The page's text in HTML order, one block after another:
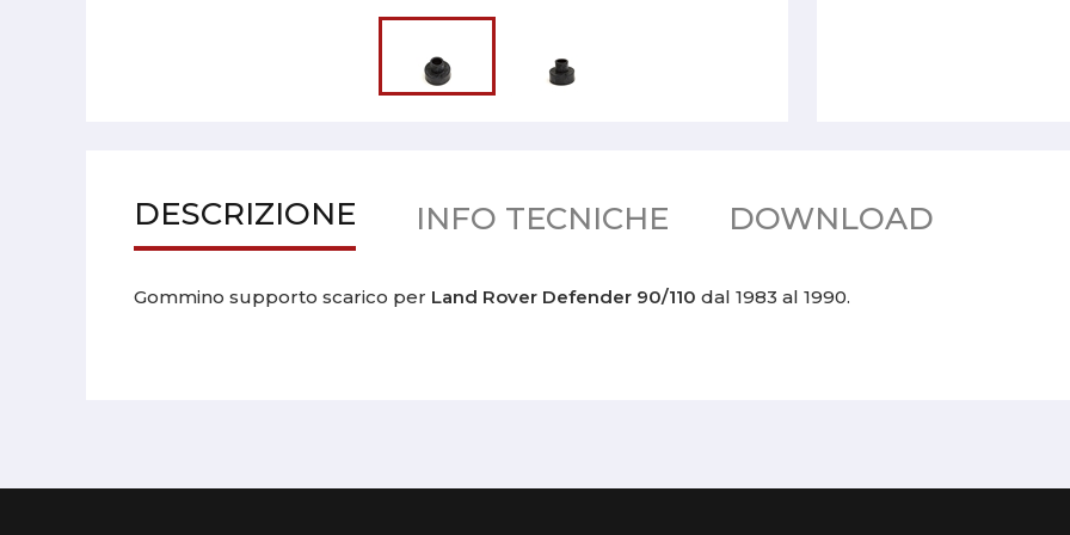
DESCRIZIONE INFO TECNICHE DOWNLOAD
Gommino supporto scarico per Land Rover Defender 90/110 dal 1983 al 1990.